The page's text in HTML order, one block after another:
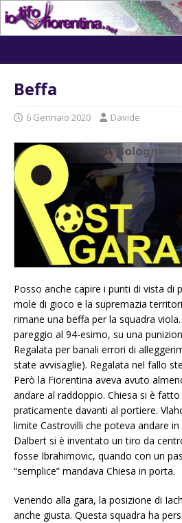
Beffa
6 Gennaio 2020 Davide
Posso anche capire i punti di vista di
mole di gioco e la supremazia
rimane una beffa per la squadra
pareggio al 94-esimo, su una
Regalata per banali errori di
state avvisaglie). Regalata nel fallo
Però la Fiorentina aveva avuto
andare al raddoppio. Chiesa si è
praticamente davanti al portiere.
limite Castrovilli che poteva andare
Dalbert si è inventato un tiro da
fosse Ibrahimovic, quando con un
“semplice” mandava Chiesa in porta.
Venendo alla gara, la posizione di
anche giusta. Questa squadra ha